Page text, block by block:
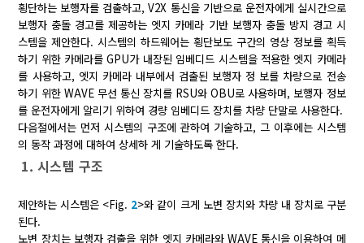
횡단하는 보행자를 검출하고, V2X 통신을 기반으로 운전자에게 실시간으로
보행자 충돌 경고를 제공하는 엣지 카메라 기반 보행자 충돌 방지 경고 시
스템을 제안한다. 시스템의 하드웨어는 횡단보도 구간의 영상 정보를 획득
하기 위한 카메라를 GPU가 내장된 임베디드 시스템을 적용한 엣지 카메라
를 사용하고, 엣지 카메라 내부에서 검출된 보행자 정 보를 차량으로 전송
하기 위한 WAVE 무선 통신 장치를 RSU와 OBU로 사용하며, 보행자 정보
를 운전자에게 알리기 위하여 경량 임베디드 장치를 차량 단말로 사용한다.
다음절에서는 먼저 시스템의 구조에 관하여 기술하고, 그 이후에는 시스템
의 동작 과정에 대하여 상세하 게 기술하도록 한다.
1. 시스템 구조
제안하는 시스템은 <Fig. 2>와 같이 크게 노변 장치와 차량 내 장치로 구분
된다.
노변 장치는 보행자 검출을 위한 엣지 카메라와 WAVE 통신을 이용하여 메